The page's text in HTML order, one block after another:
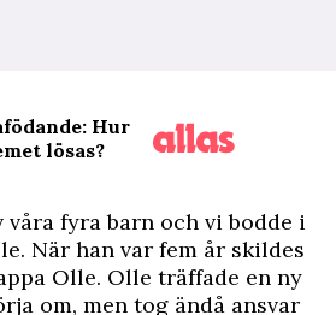
Hur
lösas?
våra fyra barn och vi bodde i
När han var fem år skildes
Olle. Olle träffade en ny
om, men tog ändå ansvar